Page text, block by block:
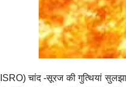
चांद -सूरज की गुत्थियां